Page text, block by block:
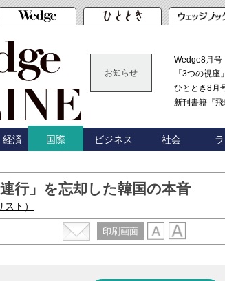
お知らせ
Wedge8月号
「3つの視座
ひととき8月
新刊書籍『飛
経済 国際 ビジネス 社会
行」を忘却した韓国の本音
スト）
印刷画面